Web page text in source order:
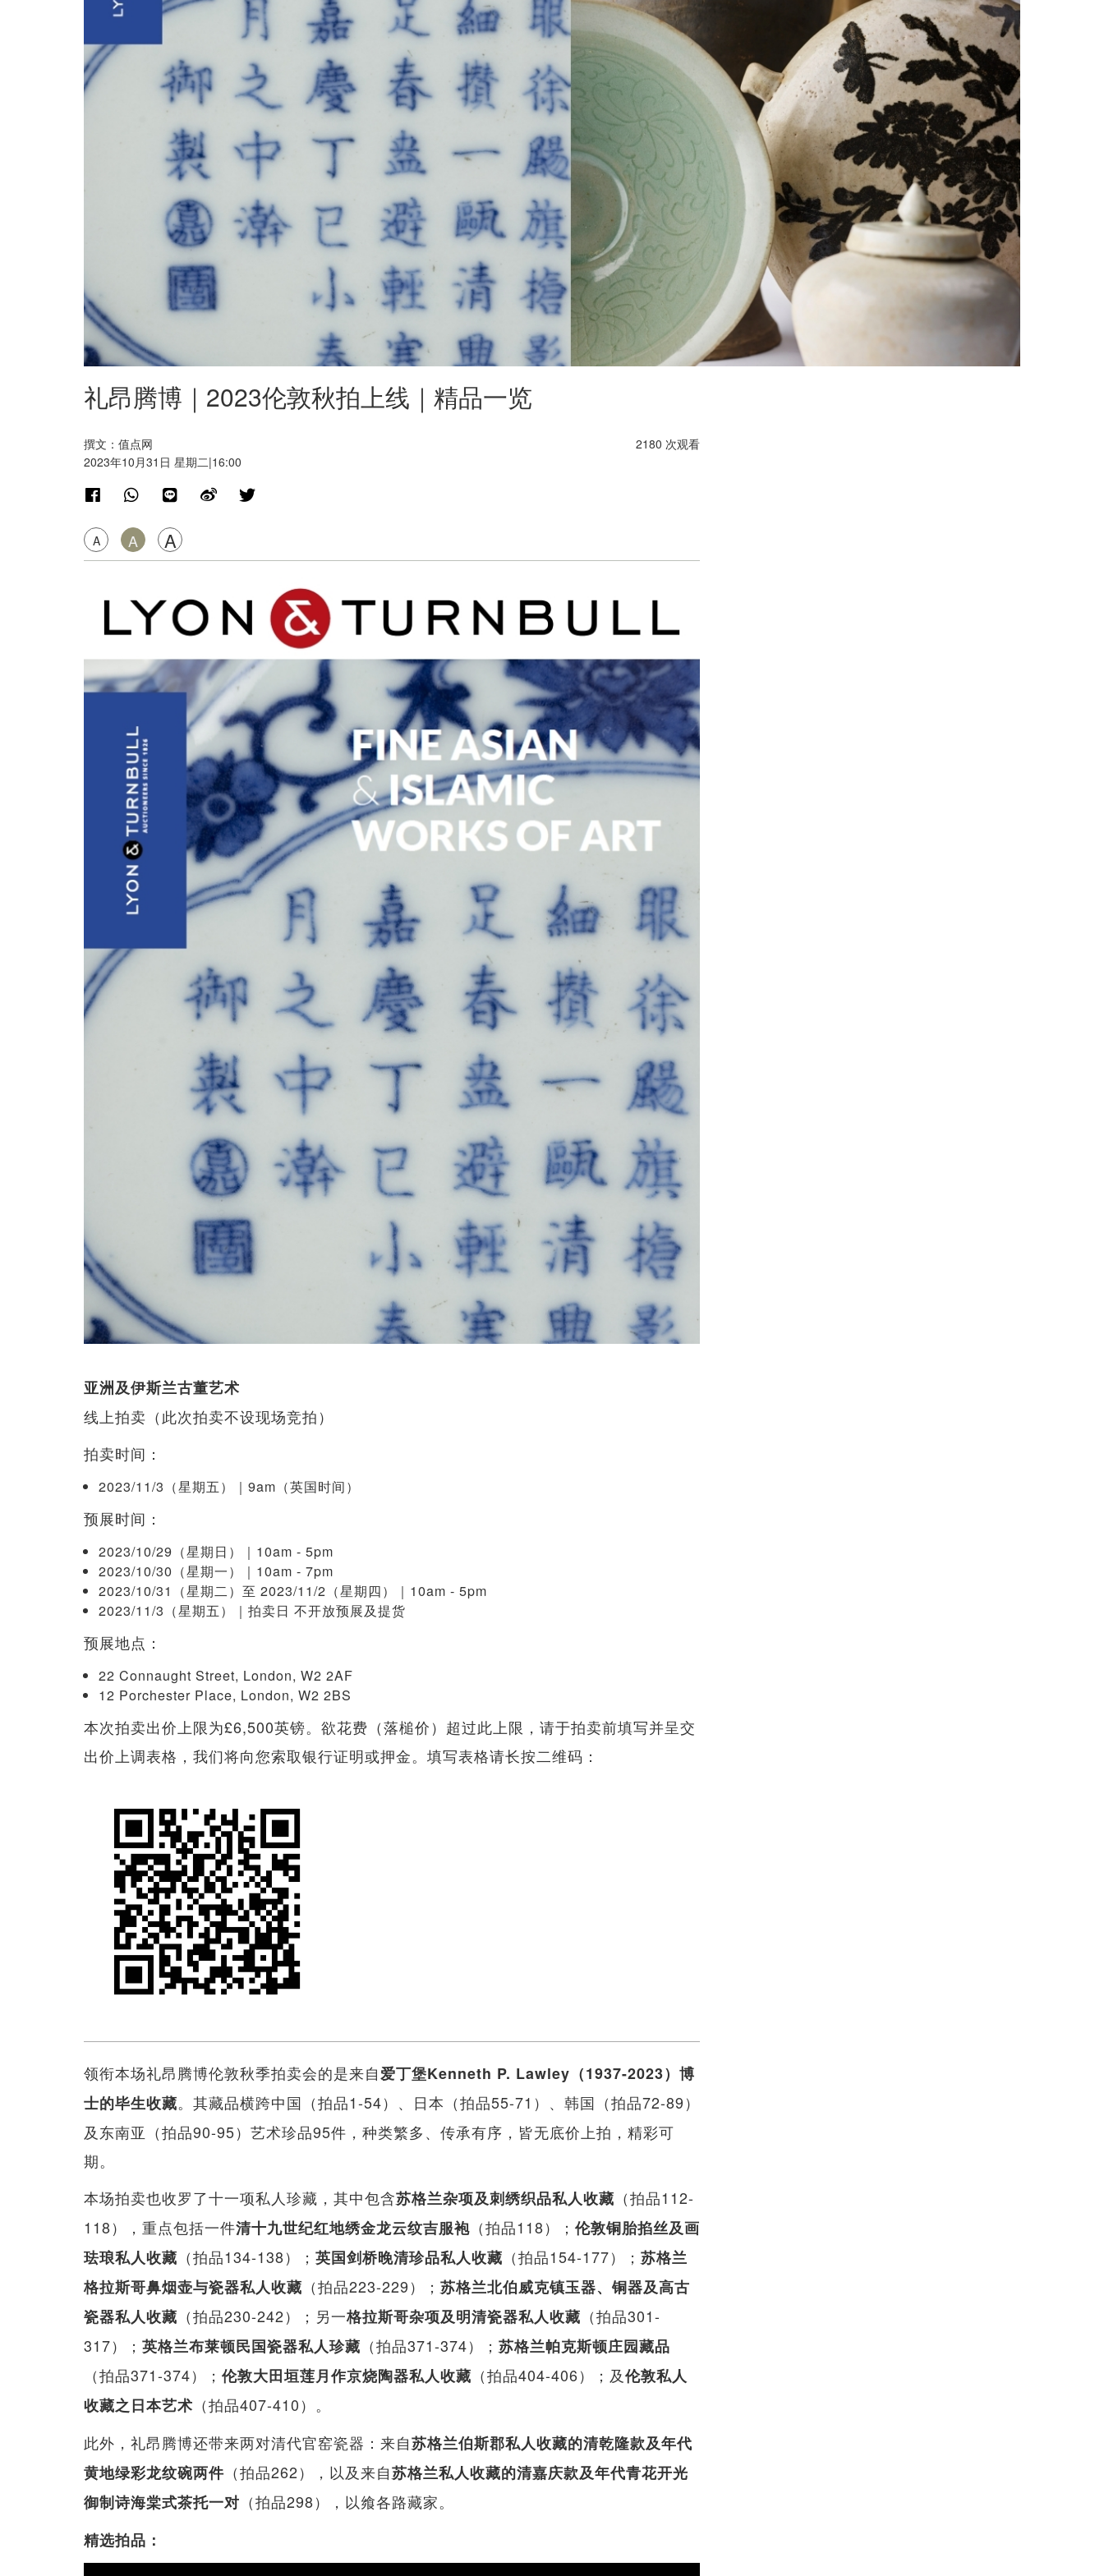
礼昂腾博｜2023伦敦秋拍上线｜精品一览
撰文：值点网
2023年10月31日 星期二|16:00
A A A
2180 次观看
亚洲及伊斯兰古董艺术
线上拍卖（此次拍卖不设现场竞拍）
拍卖时间：
2023/11/3（星期五）｜9am（英国时间）
预展时间：
2023/10/29（星期日）｜10am - 5pm
2023/10/30（星期一）｜10am - 7pm
2023/10/31（星期二）至 2023/11/2（星期四）｜10am - 5pm
2023/11/3（星期五）｜拍卖日 不开放预展及提货
预展地点：
22 Connaught Street, London, W2 2AF
12 Porchester Place, London, W2 2BS
本次拍卖出价上限为£6,500英镑。欲花费（落槌价）超过此上限，请于拍卖前填写并呈交
出价上调表格，我们将向您索取银行证明或押金。填写表格请长按二维码：
领衔本场礼昂腾博伦敦秋季拍卖会的是来自爱丁堡Kenneth P. Lawley（1937-2023）博
士的毕生收藏。其藏品横跨中国（拍品1-54）、日本（拍品55-71）、韩国（拍品72-89）
及东南亚（拍品90-95）艺术珍品95件，种类繁多、传承有序，皆无底价上拍，精彩可
期。
本场拍卖也收罗了十一项私人珍藏，其中包含苏格兰杂项及刺绣织品私人收藏 （拍品112-
118），重点包括一件清十九世纪红地绣金龙云纹吉服袍 （拍品118）； 伦敦铜胎掐丝及画
珐琅私人收藏 （拍品134-138）； 英国剑桥晚清珍品私人收藏 （拍品154-177）； 苏格兰
格拉斯哥鼻烟壶与瓷器私人收藏 （拍品223-229）； 苏格兰北伯威克镇玉器、铜器及高古
瓷器私人收藏 （拍品230-242）；另一格拉斯哥杂项及明清瓷器私人收藏 （拍品301-
317）； 英格兰布莱顿民国瓷器私人珍藏 （拍品371-374）； 苏格兰帕克斯顿庄园藏品
（拍品371-374）； 伦敦大田垣莲月作京烧陶器私人收藏 （拍品404-406）；及伦敦私人
收藏之日本艺术 （拍品407-410）。
此外，礼昂腾博还带来两对清代官窑瓷器：来自苏格兰伯斯郡私人收藏的清乾隆款及年代
黄地绿彩龙纹碗两件 （拍品262），以及来自苏格兰私人收藏的清嘉庆款及年代青花开光
御制诗海棠式茶托一对 （拍品298），以飨各路藏家。
精选拍品：